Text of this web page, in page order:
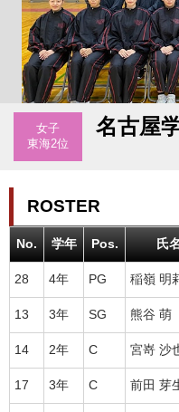
女子
東海2位
名古屋
ROSTER
No. 学年 Pos. 氏
28 4年 PG 稲嶺 明
13 3年 SG 熊谷 萌
14 2年 C 宮嵜 沙
17 3年 C 前田 芽